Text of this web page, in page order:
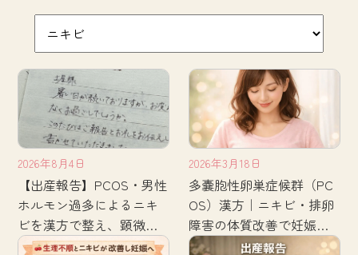
2026年8月4日
【出産報告】PCOS・男性
ホルモン過多によるニキ
ビを漢方で整え、顕微授
精で妊娠・出産へ
2026年3月18日
多嚢胞性卵巣症候群（PC
OS）漢方｜ニキビ・排卵
障害の体質改善で妊娠出
産につながった体験談